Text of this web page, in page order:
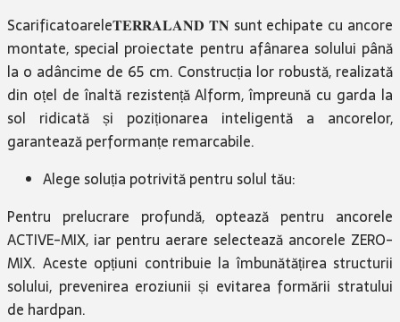
Scarificatoarele𝐓𝐄𝐑𝐑𝐀𝐋𝐀𝐍𝐃 𝐓𝐍 sunt echipate cu ancore
montate, special proiectate pentru afânarea solului până
la o adâncime de 65 cm. Construcția lor robustă, realizată
din oțel de înaltă rezistență Alform, împreună cu garda la
sol ridicată și poziționarea inteligentă a ancorelor,
garantează performanțe remarcabile.
Alege soluția potrivită pentru solul tău:
Pentru prelucrare profundă, optează pentru ancorele
ACTIVE-MIX, iar pentru aerare selectează ancorele ZERO-
MIX. Aceste opțiuni contribuie la îmbunătățirea structurii
solului, prevenirea eroziunii și evitarea formării stratului
de hardpan.